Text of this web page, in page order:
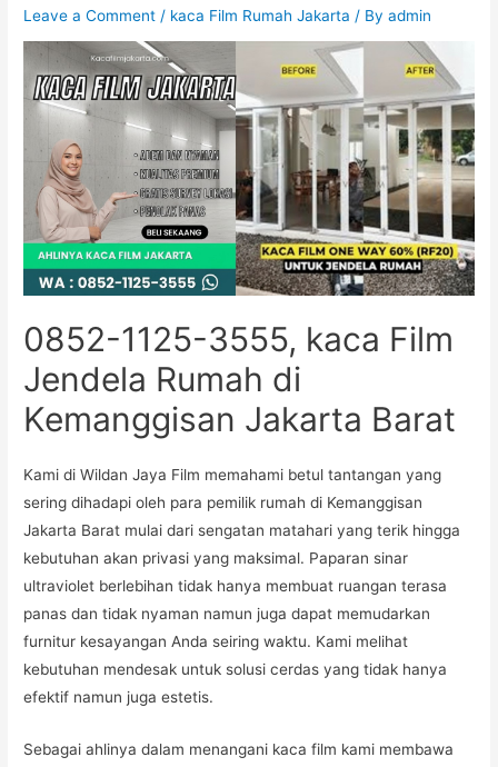
Leave a Comment / kaca Film Rumah Jakarta / Byadmin
0852-1125-3555, kaca Film
Jendela Rumah di
Kemanggisan Jakarta Barat
Kami di Wildan Jaya Film memahami betul tantangan yang
sering dihadapi oleh para pemilik rumah di Kemanggisan
Jakarta Barat mulai dari sengatan matahari yang terik hingga
kebutuhan akan privasi yang maksimal. Paparan sinar
ultraviolet berlebihan tidak hanya membuat ruangan terasa
panas dan tidak nyaman namun juga dapat memudarkan
furnitur kesayangan Anda seiring waktu. Kami melihat
kebutuhan mendesak untuk solusi cerdas yang tidak hanya
efektif namun juga estetis.
Sebagai ahlinya dalam menangani kaca film kami membawa